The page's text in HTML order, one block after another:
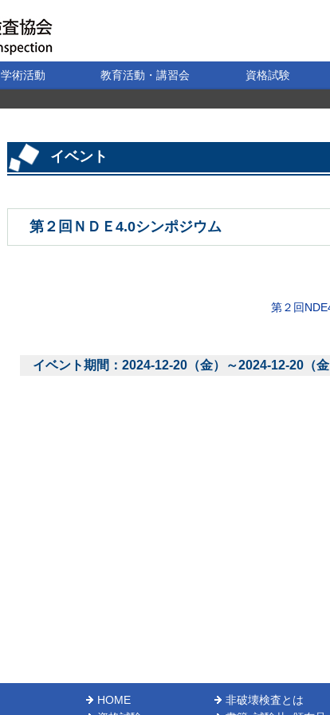
学術活動 教育活動・講習会 資格試験
イベント
第２回ＮＤＥ4.0シンポジウム
第２回
イベント期間：2024-12-20（金）～2024-12-20（金
HOME 非破壊検査とは